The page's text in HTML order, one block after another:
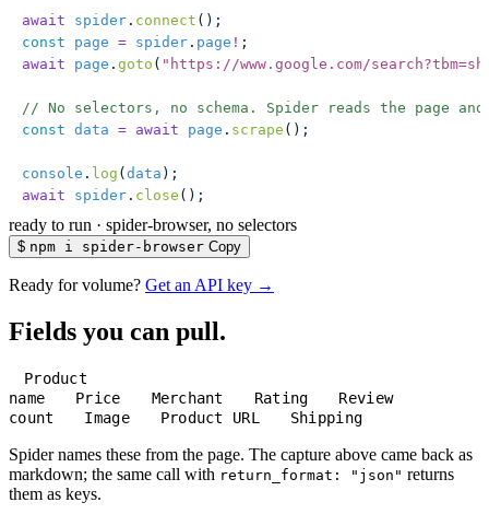
await spider . connect ();
const page = spider . page ! ;
await page . goto ( " https://www.google.com/
// No selectors, no schema. Spider reads the page
const data = await page . scrape ();
console . log ( data );
await spider . close ();
ready to run · spider-browser, no selectors
$ npm i spider-browser Copy
Ready for volume? Get an API key →
Fields you can pull.
Product
name
Price Merchant Rating
Review
count
Image Product URL Shipping
Spider names these from the page. The capture above came back as
markdown; the same call with return_format: "json" returns
them as keys.